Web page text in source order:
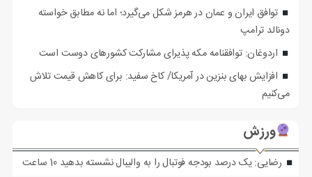
توافق ایران و عمان در هرمز شکل می‌گیرد؛ اما نه مطابق خواسته
دونالد ترامپ
اردوغان: توافقنامه مکه پذیرای مشارکت کشورهای دوست است
افزایش بهای بنزین در آمریکا/ کاخ سفید: برای کاهش قیمت تلاش
می‌کنیم
ورزش
رضایی: یک درصد بودجه فوتبال را به والیبال نشسته بدهید 10 ساعت